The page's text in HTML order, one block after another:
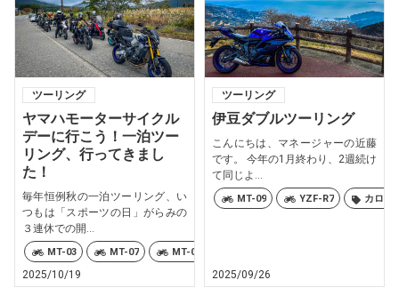
ツーリング
ヤマハモーターサイクル
デーに行こう！一泊ツー
リング、行ってきまし
た！
毎年恒例秋の一泊ツーリング、い
つもは「スポーツの日」がらみの
３連休での開...
MT-03 MT-07 MT-09
2025/10/19
ツーリング
伊豆ダブルツーリング
こんにちは、マネージャーの近藤
です。 今年の1月終わり、2週続け
て同じよ...
MT-09 YZF-R7 カロリ
2025/09/26